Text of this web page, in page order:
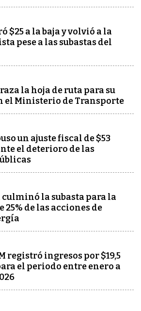
$25 a la baja y volvió a la
pese a las subastas del
la hoja de ruta para su
el Ministerio de Transporte
un ajuste fiscal de $53
el deterioro de las
la subasta para la
25% de las acciones de
registró ingresos por $19,5
el periodo entre enero a